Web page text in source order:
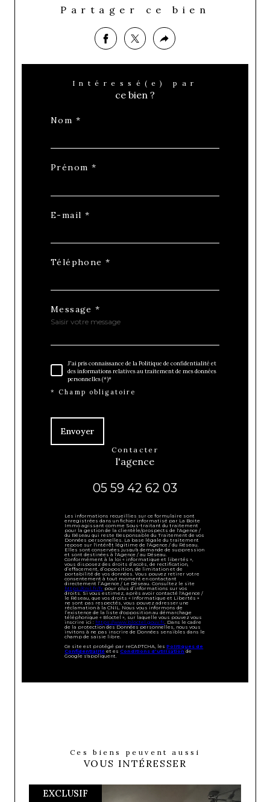
Partager ce bien
Intéressé(e) par
ce bien ?
Nom *
Prénom *
E-mail *
Téléphone *
Message *
J'ai pris connaissance de la Politique de confidentialité et
des informations relatives au traitement de mes données
personnelles (*)*
* Champ obligatoire
Envoyer
contacter
l'agence
05 59 42 62 03
Les informations recueillies sur ce formulaire sont
enregistrées dans un fichier informatisé par La Boite
Immo agissant comme Sous-traitant du traitement
pour la gestion de la clientèle/prospects de l'Agence /
du Réseau qui reste Responsable du Traitement de vos
Données personnelles. La base légale du traitement
repose sur l'intérêt légitime de l'Agence / du Réseau.
Elles sont conservées jusqu'à demande de suppression
et sont destinées à l'Agence / au Réseau.
Conformément à la loi « informatique et libertés »,
vous disposez des droits d’accès, de rectification,
d’effacement, d’opposition, de limitation et de
portabilité de vos données. Vous pouvez retirer votre
consentement à tout moment en contactant
directement l’Agence / Le Réseau. Consultez le site
https://cnil.fr/fr pour plus d’informations sur vos
droits. Si vous estimez, après avoir contacté l'Agence /
le Réseau, que vos droits « Informatique et Libertés »
ne sont pas respectés, vous pouvez adresser une
réclamation à la CNIL. Nous vous informons de
l’existence de la liste d'opposition au démarchage
téléphonique « Bloctel », sur laquelle vous pouvez vous
inscrire ici : https://www.bloctel.gouv.fr. Dans le cadre
de la protection des Données personnelles, nous vous
invitons à ne pas inscrire de Données sensibles dans le
champ de saisie libre.
Ce site est protégé par reCAPTCHA, lesPolitiques de
Confidentialité et esConditions d'utilisationde
Google s'appliquent.
Ces biens peuvent aussi
VOUS INTÉRESSER
EXCLUSIF